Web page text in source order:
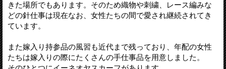
きた場所でもあります。そのため織物や刺繍、レース編みな
どの針仕事は現在なお、女性たちの間で愛され継続されてき
ています。
また嫁入り持参品の風習も近代まで残っており、年配の女性
たちは嫁入りの際にたくさんの手仕事品を用意しました。